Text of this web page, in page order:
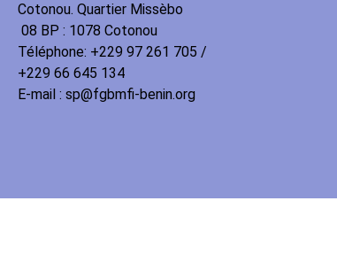
Cotonou. Quartier Missèbo
08 BP : 1078 Cotonou
Téléphone: +229 97 261 705 /
+229 66 645 134
E-mail : sp@fgbmfi-benin.org